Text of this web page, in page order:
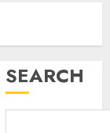
SEARCH